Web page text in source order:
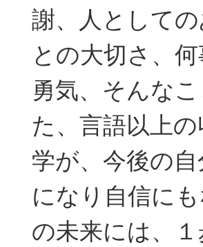
謝、人として
との大切さ、
勇気、そんな
た、言語以上
学が、今後の
になり自信に
の未来には、